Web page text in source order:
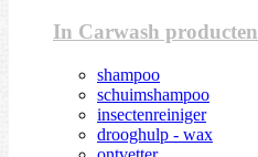
In Carwash producten
shampoo
schuimshampoo
insectenreiniger
drooghulp - wax